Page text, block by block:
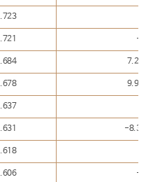
.723
.721 -
.684
.678
.637
.631 -
.618
.606 -